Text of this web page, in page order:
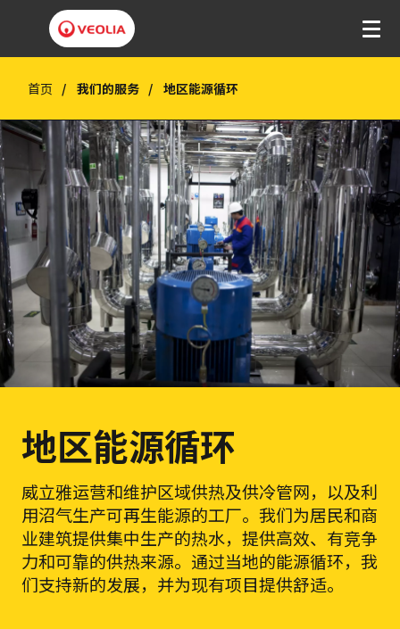
首页 我们的服务 地区能源循环
地区能源循环
威立雅运营和维护区域供热及供冷管网，以及利
用沼气生产可再生能源的工厂。我们为居民和商
业建筑提供集中生产的热水，提供高效、有竞争
力和可靠的供热来源。通过当地的能源循环，我
们支持新的发展，并为现有项目提供舒适。